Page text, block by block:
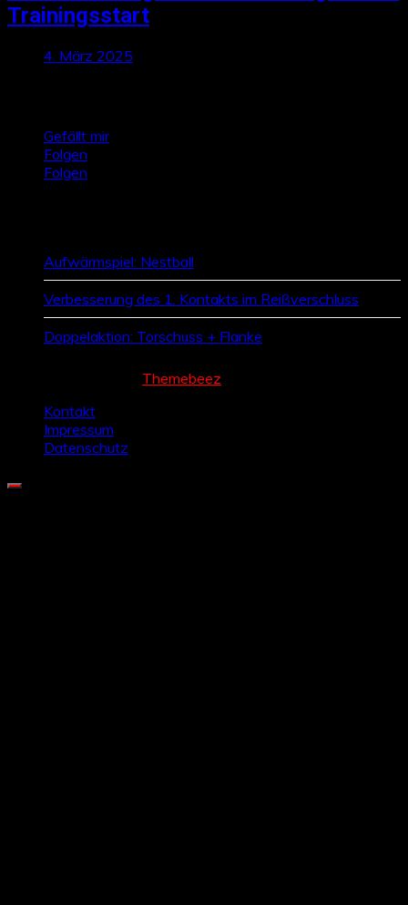
Trainingsstart
4. März 2025
Gefällt mir
Folgen
Folgen
Aufwärmspiel: Nestball
Verbesserung des 1. Kontakts im Reißverschluss
Doppelaktion: Torschuss + Flanke
Themebeez
Kontakt
Impressum
Datenschutz